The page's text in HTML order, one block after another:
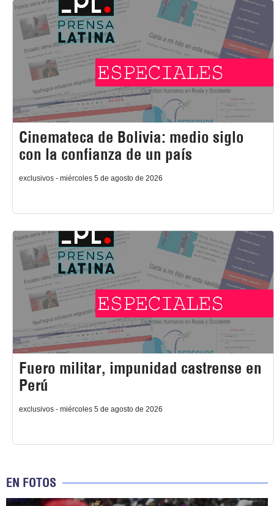
Cinemateca de Bolivia: medio siglo
con la confianza de un país
exclusivos - miércoles 5 de agosto de 2026
Fuero militar, impunidad castrense en
Perú
exclusivos - miércoles 5 de agosto de 2026
EN FOTOS